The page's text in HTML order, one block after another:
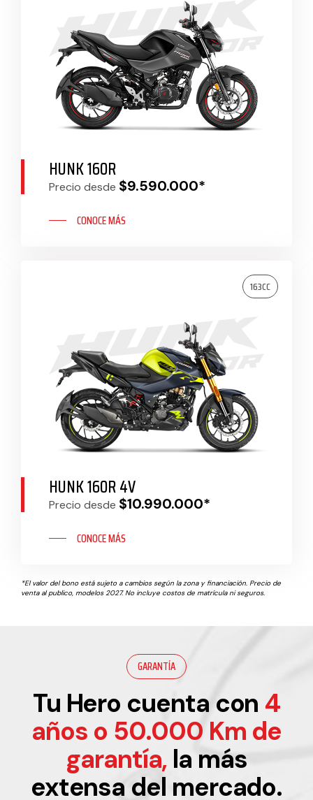
HUNK 160R
Precio desde $9.590.000*
CONOCE MÁS
163CC
HUNK 160R 4V
Precio desde $10.990.000*
CONOCE MÁS
*El valor del bono está sujeto a cambios según la zona y financiación. Precio de
venta al publico, modelos 2027. No incluye costos de matrícula ni seguros.
GARANTÍA
Tu Hero cuenta con 4
años o 50.000 Km de
garantía, la más
extensa del mercado.